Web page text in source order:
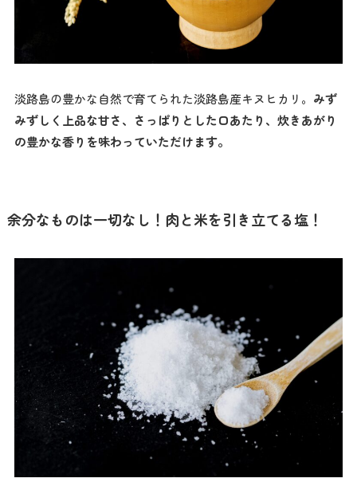
淡路島の豊かな自然で育てられた淡路島産キヌヒカリ。 みず
みずしく上品な甘さ、さっぱりとした口あたり、炊きあがり
の豊かな香りを味わっていただけます。
余分なものは一切なし！肉と米を引き立てる塩！